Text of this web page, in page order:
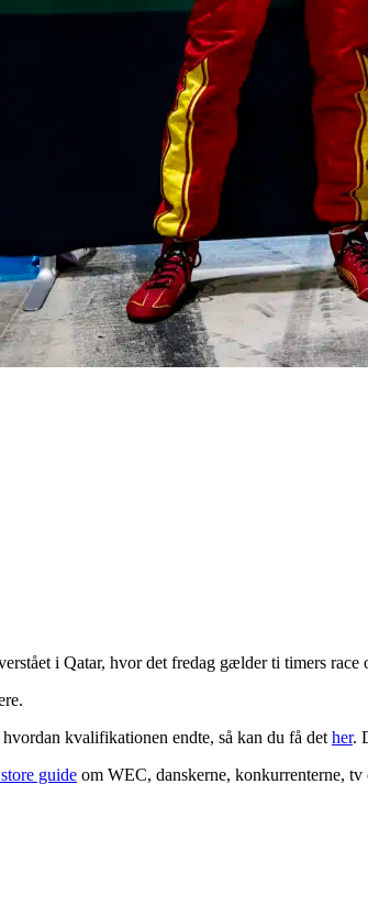
i Qatar, hvor det fredag gælder ti timers
kvalifikationen endte, så kan du få dether.
guide om WEC, danskerne, konkurrenterne,